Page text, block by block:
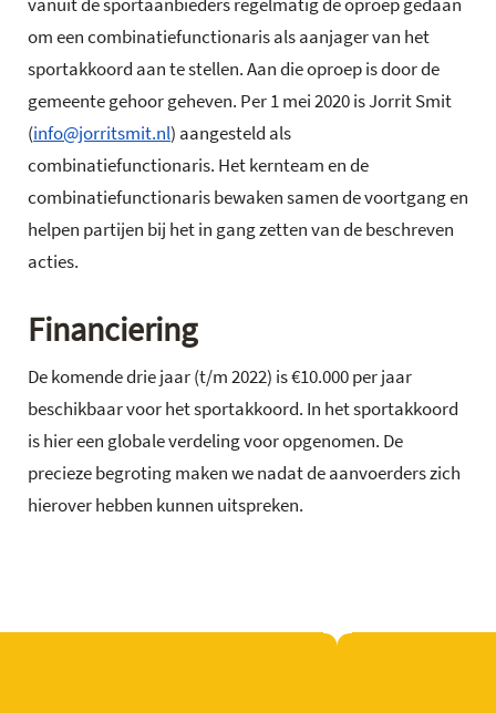
om een combinatiefunctionaris als aanjager van het
sportakkoord aan te stellen. Aan die oproep is door de
gemeente gehoor geheven. Per 1 mei 2020 is Jorrit Smit
(info@jorritsmit.nl) aangesteld als
combinatiefunctionaris. Het kernteam en de
combinatiefunctionaris bewaken samen de voortgang en
helpen partijen bij het in gang zetten van de beschreven
acties.
Financiering
De komende drie jaar (t/m 2022) is €10.000 per jaar
beschikbaar voor het sportakkoord. In het sportakkoord
is hier een globale verdeling voor opgenomen. De
precieze begroting maken we nadat de aanvoerders zich
hierover hebben kunnen uitspreken.